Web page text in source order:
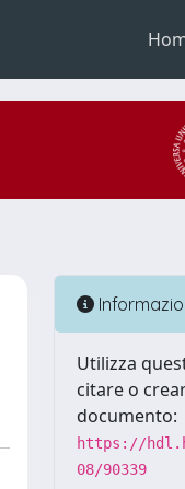
Utilizza
citare o
documento:
https://
08/90339